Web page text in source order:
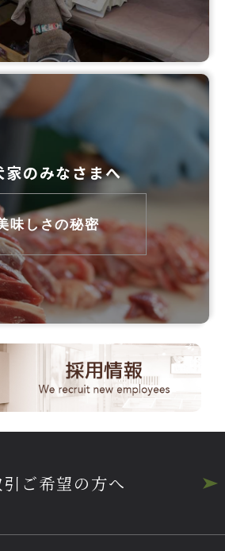
家のみなさまへ
味しさの秘密
ご希望の方へ